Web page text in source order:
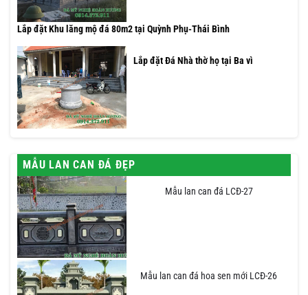
Lắp đặt Khu lăng mộ đá 80m2 tại Quỳnh Phụ-Thái Bình
Lắp đặt Đá Nhà thờ họ tại Ba vì
MẪU LAN CAN ĐÁ ĐẸP
Mẫu lan can đá LCĐ-27
Mẫu lan can đá hoa sen mới LCĐ-26